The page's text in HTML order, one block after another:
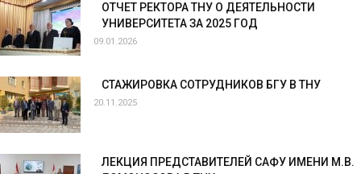
ОТЧЕТ РЕКТОРА ТНУ О ДЕЯТЕЛЬНОСТИ
УНИВЕРСИТЕТА ЗА 2025 ГОД
09.01.2026
СТАЖИРОВКА СОТРУДНИКОВ БГУ В ТНУ
20.11.2025
ЛЕКЦИЯ ПРЕДСТАВИТЕЛЕЙ САФУ ИМЕНИ М.В.